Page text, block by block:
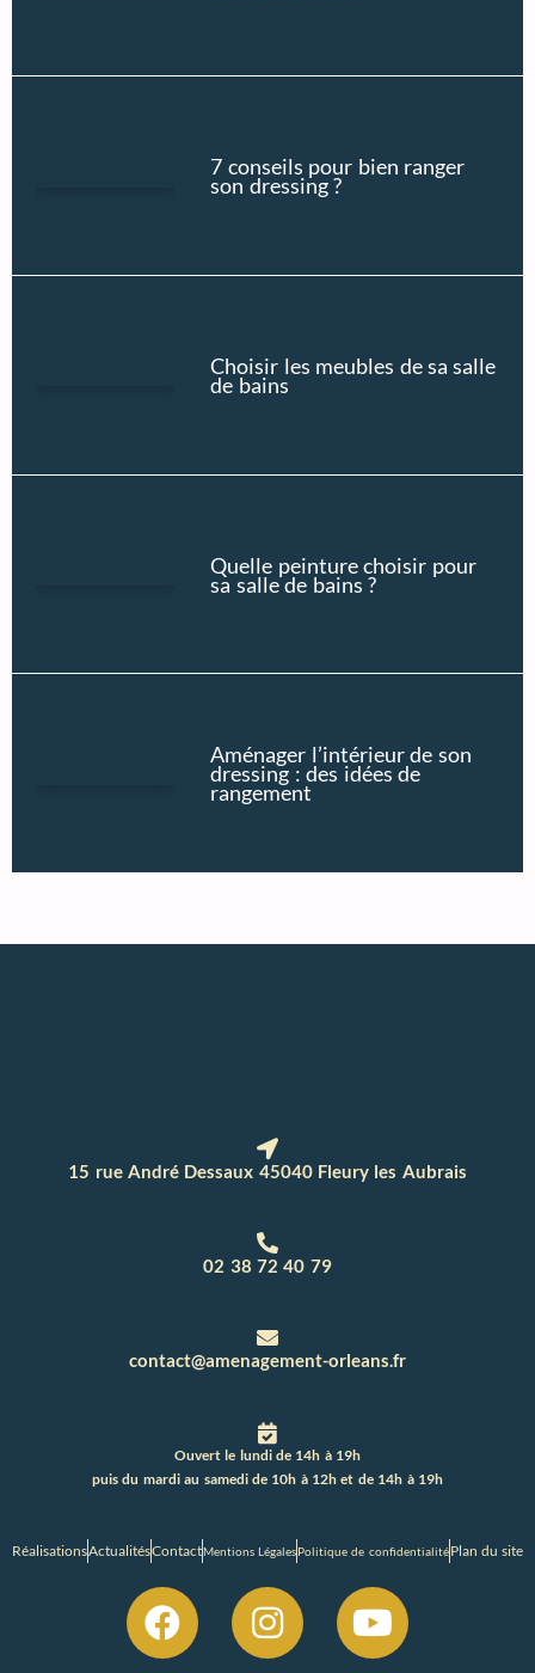
7 conseils pour bien ranger
son dressing ?
Choisir les meubles de sa salle
de bains
Quelle peinture choisir pour
sa salle de bains ?
Aménager l’intérieur de son
dressing : des idées de
rangement
15 rue André Dessaux 45040 Fleury les Aubrais
02 38 72 40 79
contact@amenagement-orleans.fr
Ouvert le lundi de 14h à 19h
puis du mardi au samedi de 10h à 12h et de 14h à 19h
RéalisationsActualitésContactMentions LégalesPolitique de confidentialitéPlan du site